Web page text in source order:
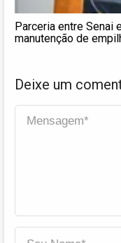
Parceria entre Senai
manutenção de
Deixe um